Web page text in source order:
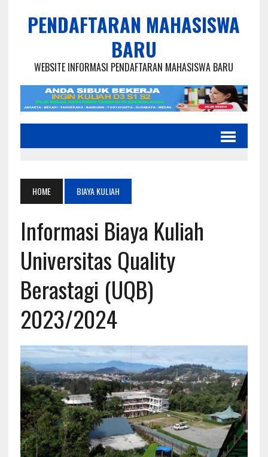
PENDAFTARAN MAHASISWA
BARU
WEBSITE INFORMASI PENDAFTARAN MAHASISWA BARU
HOME BIAYA KULIAH
Informasi Biaya Kuliah
Universitas Quality
Berastagi (UQB)
2023/2024